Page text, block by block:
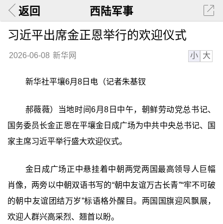
返回 西陆军事
习近平出席金正恩举行的欢迎仪式
2026-06-08 新华网 小 大
新华社平壤6月8日电（记者朱基钗
郝薇薇）当地时间6月8日中午，朝鲜劳动党总书记、
国务委员长金正恩在平壤金日成广场为中共中央总书记、国
家主席习近平举行盛大欢迎仪式。
金日成广场正中悬挂着中朝两党两国最高领导人巨幅
肖像，两旁以中朝双语书写的“朝中友谊万古长青”“牢不可破
的朝中友谊团结万岁”标语格外醒目。两国国旗迎风飘展，
欢迎人群兴高采烈、翘首以盼。